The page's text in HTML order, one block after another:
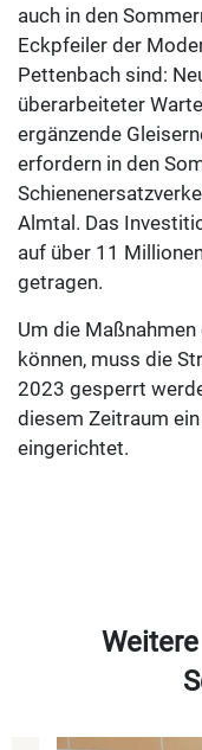
auch in den
Eckpfeiler der
Pettenbach sind:
überarbeiteter
ergänzende
erfordern in den
Almtal. Das
auf über 11
getragen.
Um die
können, muss die
2023 gesperrt
diesem Zeitraum
eingerichtet.